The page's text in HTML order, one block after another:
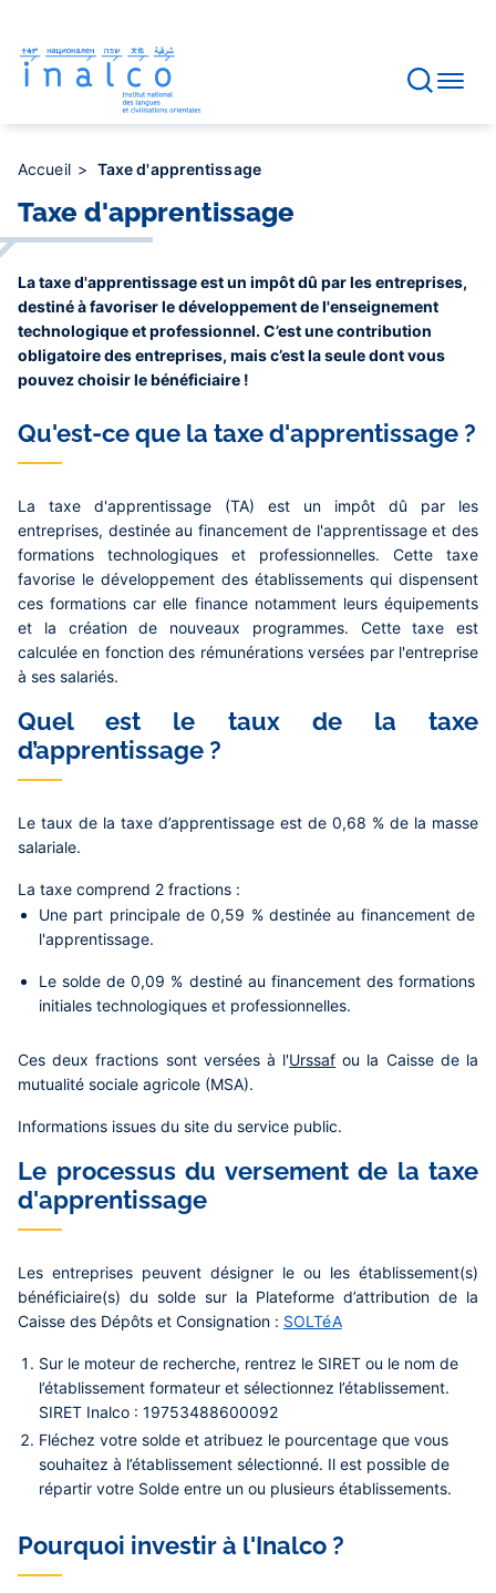
contenu
principal
Accueil Taxe d'apprentissage
Taxe d'apprentissage
La taxe d'apprentissage est un impôt dû par les entreprises,
destiné à favoriser le développement de l'enseignement
technologique et professionnel. C’est une contribution
obligatoire des entreprises, mais c’est la seule dont vous
pouvez choisir le bénéficiaire !
Qu'est-ce que la taxe d'apprentissage ?
La taxe d'apprentissage (TA) est un impôt dû par les
entreprises, destinée au financement de l'apprentissage et des
formations technologiques et professionnelles. Cette taxe
favorise le développement des établissements qui dispensent
ces formations car elle finance notamment leurs équipements
et la création de nouveaux programmes. Cette taxe est
calculée en fonction des rémunérations versées par l'entreprise
à ses salariés.
Quel est le taux de la taxe
d’apprentissage ?
Le taux de la taxe d’apprentissage est de 0,68 % de la masse
salariale.
La taxe comprend 2 fractions :
Une part principalede 0,59 %destinée au financement de
l'apprentissage.
Lesolde de0,09 % destiné au financement des formations
initiales technologiques et professionnelles.
Ces deux fractions sont versées à l'Urssaf ou la Caisse de la
mutualité sociale agricole (MSA).
Informations issues du site du service public.
Le processus du versement de la taxe
d'apprentissage
Les entreprises peuvent désigner le ou les établissement(s)
bénéficiaire(s) du solde sur la Plateforme d’attribution de la
Caisse des Dépôts et Consignation : SOLTéA
Sur le moteur de recherche, rentrez le SIRET ou le nom de
l’établissement formateur et sélectionnez l’établissement.
SIRET Inalco : 19753488600092
Fléchez votre solde et atribuez le pourcentage que vous
souhaitez à l’établissement sélectionné. Il est possible de
répartir votre Solde entre un ou plusieurs établissements.
Pourquoi investir à l'Inalco ?